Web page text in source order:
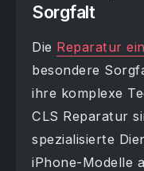
Sorgfalt
Die Reparatur
besondere
ihre komplexe
CLS Reparatur
spezialisierte
iPhone-Modelle